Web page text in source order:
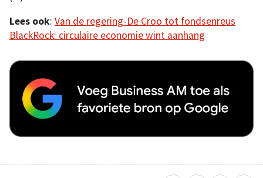
Lees ook: Van de regering-De Croo tot fondsenreus
BlackRock: circulaire economie wint aanhang